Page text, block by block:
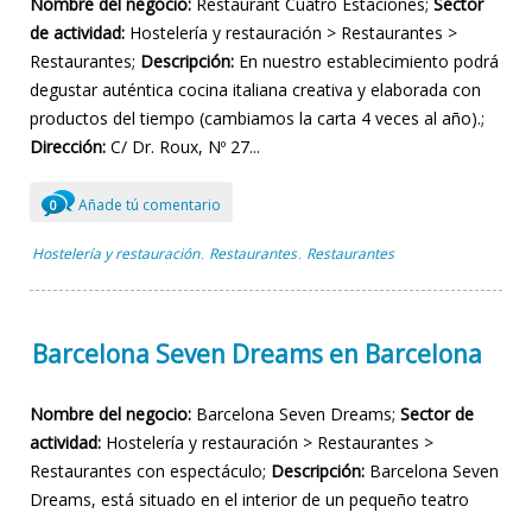
de actividad: Hostelería y restauración > Restaurantes >
Restaurantes; Descripción: En nuestro establecimiento podrá
degustar auténtica cocina italiana creativa y elaborada con
productos del tiempo (cambiamos la carta 4 veces al año).;
Dirección: C/ Dr. Roux, Nº 27...
0 Añade tú comentario
Hostelería y restauración Restaurantes Restaurantes
Barcelona Seven Dreams en Barcelona
Nombre del negocio: Barcelona Seven Dreams; Sector de
actividad: Hostelería y restauración > Restaurantes >
Restaurantes con espectáculo; Descripción: Barcelona Seven
Dreams, está situado en el interior de un pequeño teatro